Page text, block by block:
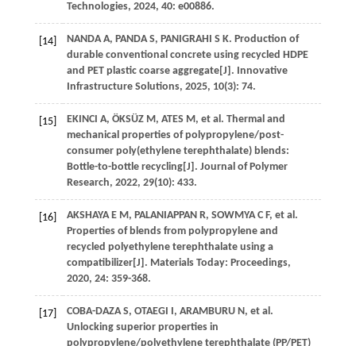
Technologies, 2024, 40: e00886.
[14] NANDA A, PANDA S, PANIGRAHI S K. Production of
durable conventional concrete using recycled HDPE
and PET plastic coarse aggregate[J]. Innovative
Infrastructure Solutions, 2025, 10(3): 74.
[15] EKINCI A, ÖKSÜZ M, ATES M, et al. Thermal and
mechanical properties of polypropylene/post-
consumer poly(ethylene terephthalate) blends:
Bottle-to-bottle recycling[J]. Journal of Polymer
Research, 2022, 29(10): 433.
[16] AKSHAYA E M, PALANIAPPAN R, SOWMYA C F, et al.
Properties of blends from polypropylene and
recycled polyethylene terephthalate using a
compatibilizer[J]. Materials Today: Proceedings,
2020, 24: 359-368.
[17] COBA-DAZA S, OTAEGI I, ARAMBURU N, et al.
Unlocking superior properties in
polypropylene/polyethylene terephthalate (PP/PET)